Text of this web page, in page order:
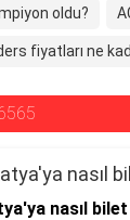
oldu?
fiyatları ne
nasıl